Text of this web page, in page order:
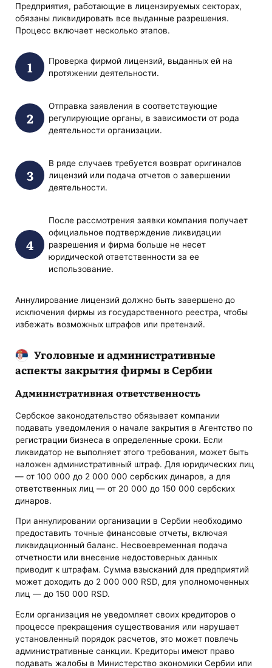
Предприятия, работающие в лицензируемых секторах,
обязаны ликвидировать все выданные разрешения.
Процесс включает несколько этапов.
Проверка фирмой лицензий, выданных ей на
протяжении деятельности.
Отправка заявления в соответствующие
регулирующие органы, в зависимости от рода
деятельности организации.
В ряде случаев требуется возврат оригиналов
лицензий или подача отчетов о завершении
деятельности.
После рассмотрения заявки компания получает
официальное подтверждение ликвидации
разрешения и фирма больше не несет
юридической ответственности за ее
использование.
Аннулирование лицензий должно быть завершено до
исключения фирмы из государственного реестра, чтобы
избежать возможных штрафов или претензий.
Уголовные и административные
аспекты закрытия фирмы в Сербии
Административная ответственность
Сербское законодательство обязывает компании
подавать уведомления о начале закрытия в Агентство по
регистрации бизнеса в определенные сроки. Если
ликвидатор не выполняет этого требования, может быть
наложен административный штраф. Для юридических лиц
— от 100 000 до 2 000 000 сербских динаров, а для
ответственных лиц — от 20 000 до 150 000 сербских
динаров.
При аннулировании организации в Сербии необходимо
предоставить точные финансовые отчеты, включая
ликвидационный баланс. Несвоевременная подача
отчетности или внесение недостоверных данных
приводит к штрафам. Сумма взысканий для предприятий
может доходить до 2 000 000 RSD, для уполномоченных
лиц — до 150 000 RSD.
Если организация не уведомляет своих кредиторов о
процессе прекращения существования или нарушает
установленный порядок расчетов, это может повлечь
административные санкции. Кредиторы имеют право
подавать жалобы в Министерство экономики Сербии или